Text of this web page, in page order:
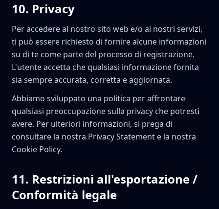
10. Privacy
Per accedere al nostro sito web e/o ai nostri servizi,
ti può essere richiesto di fornire alcune informazioni
su di te come parte del processo di registrazione.
L'utente accetta che qualsiasi informazione fornita
sia sempre accurata, corretta e aggiornata.
Abbiamo sviluppato una politica per affrontare
qualsiasi preoccupazione sulla privacy che potresti
avere. Per ulteriori informazioni, si prega di
consultare la nostra Privacy Statement e la nostra
Cookie Policy.
11. Restrizioni all'esportazione /
Conformità legale